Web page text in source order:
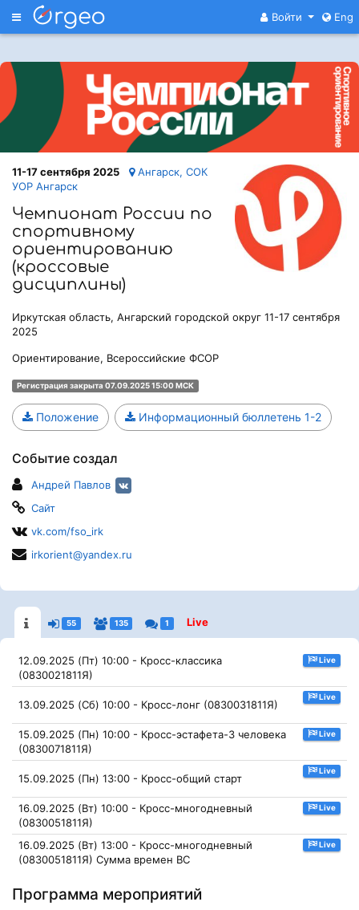
Меню Войти Eng
11-17 сентября 2025
Ангарск, СОК
УОР Ангарск
Чемпионат России по
спортивному
ориентированию
(кроссовые
дисциплины)
Иркутская область, Ангарский городской округ 11-17 сентября
2025
Ориентирование, Всероссийские ФСОР
Регистрация закрыта 07.09.2025 15:00 МСК
Положение Информационный бюллетень 1-2
Событие создал
Андрей Павлов
Сайт
vk.com/fso_irk
irkorient@yandex.ru
55 135 1 Live
12.09.2025 (Пт) 10:00 - Кросс-классика
(0830021811Я)
Live
13.09.2025 (Сб) 10:00 - Кросс-лонг (0830031811Я)
Live
15.09.2025 (Пн) 10:00 - Кросс-эстафета-3 человека
(0830071811Я)
Live
15.09.2025 (Пн) 13:00 - Кросс-общий старт
Live
16.09.2025 (Вт) 10:00 - Кросс-многодневный
(0830051811Я)
Live
16.09.2025 (Вт) 13:00 - Кросс-многодневный
(0830051811Я) Сумма времен ВС
Live
Программа мероприятий